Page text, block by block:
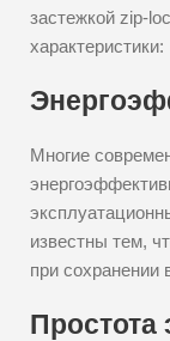
застежкой zip-
характеристики:
Многие
известны тем,
при сохранении
Простота